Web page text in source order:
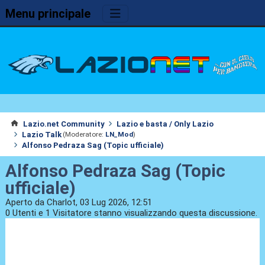
Menu principale
Lazio.net Community
Lazio e basta / Only Lazio
Lazio Talk (Moderatore: LN_Mod)
Alfonso Pedraza Sag (Topic ufficiale)
Alfonso Pedraza Sag (Topic
ufficiale)
Aperto da Charlot, 03 Lug 2026, 12:51
0 Utenti e 1 Visitatore stanno visualizzando questa discussione.